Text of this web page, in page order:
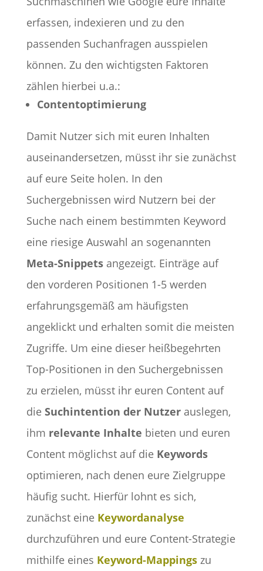
erfassen, indexieren und zu den
passenden Suchanfragen ausspielen
können. Zu den wichtigsten Faktoren
zählen hierbei u.a.:
Contentoptimierung
Damit Nutzer sich mit euren Inhalten
auseinandersetzen, müsst ihr sie zunächst
auf eure Seite holen. In den
Suchergebnissen wird Nutzern bei der
Suche nach einem bestimmten Keyword
eine riesige Auswahl an sogenannten
Meta-Snippetsangezeigt. Einträge auf
den vorderen Positionen 1-5 werden
erfahrungsgemäß am häufigsten
angeklickt und erhalten somit die meisten
Zugriffe. Um eine dieser heißbegehrten
Top-Positionen in den Suchergebnissen
zu erzielen, müsst ihr euren Content auf
die Suchintention der Nutzerauslegen,
ihm relevante Inhalte bieten und euren
Content möglichst auf die Keywords
optimieren, nach denen eure Zielgruppe
häufig sucht. Hierfür lohnt es sich,
zunächst eine Keywordanalyse
durchzuführen und eure Content-Strategie
mithilfe eines Keyword-Mappingszu